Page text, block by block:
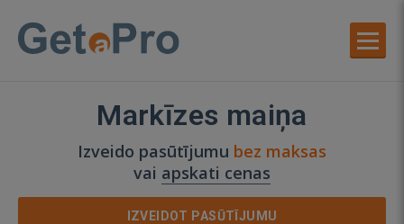
Markīzes maiņa
Izveido pasūtījumu bez maksas
vai apskati cenas
IZVEIDOT PASŪTĪJUMU